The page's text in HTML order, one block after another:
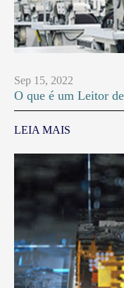
Sep 15, 2022
O que é um Leitor
LEIA MAIS